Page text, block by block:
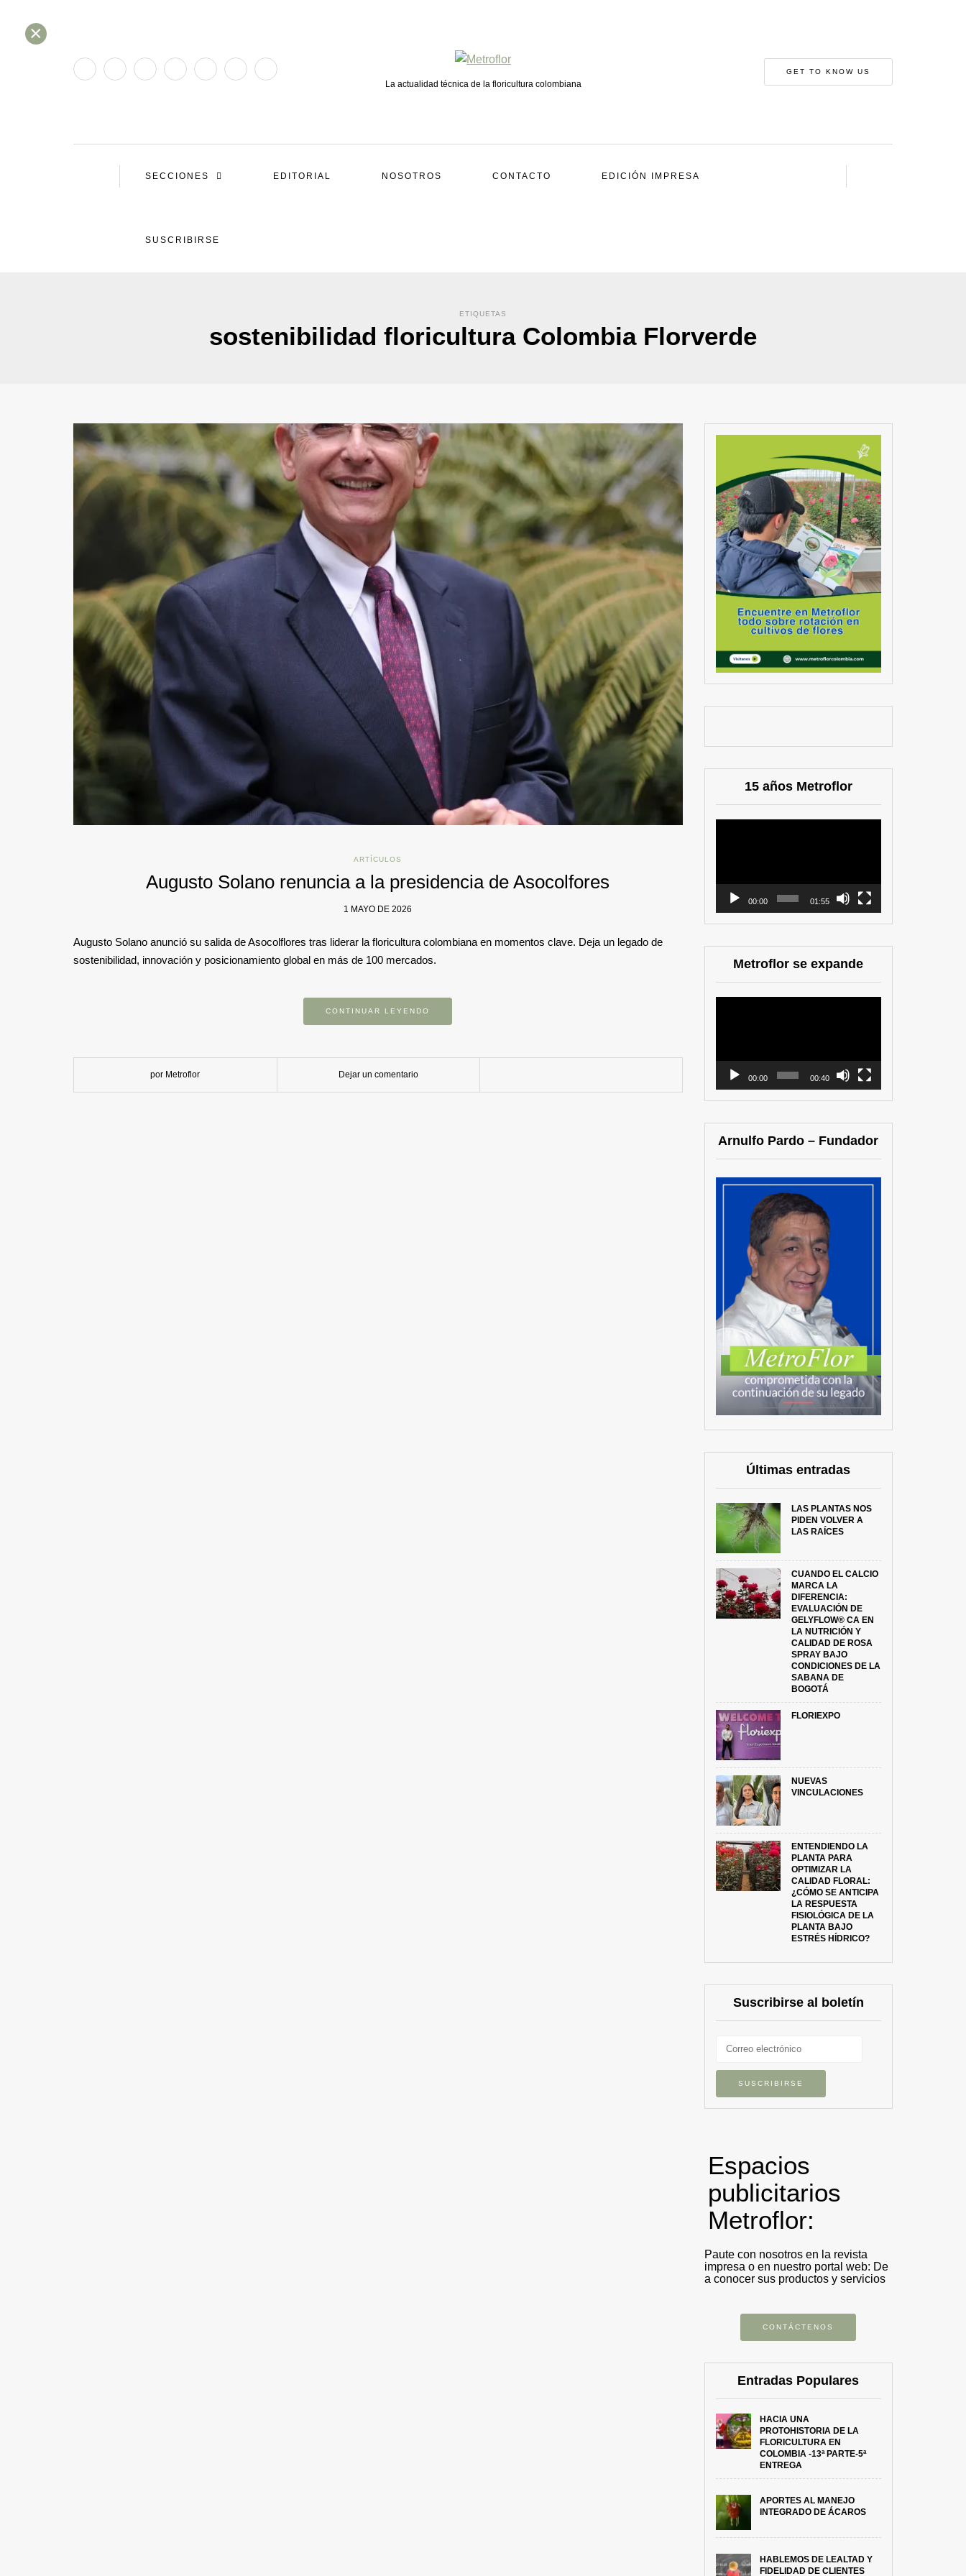
La actualidad técnica de la floricultura colombiana
GET TO KNOW US
SECCIONES EDITORIAL NOSOTROS CONTACTO EDICIÓN IMPRESA
SUSCRIBIRSE
ETIQUETAS
sostenibilidad floricultura Colombia Florverde
ARTÍCULOS
Augusto Solano renuncia a la presidencia de Asocolfores
1 MAYO DE 2026
Augusto Solano anunció su salida de Asocolflores tras liderar la floricultura colombiana en momentos clave. Deja un legado de
sostenibilidad, innovación y posicionamiento global en más de 100 mercados.
CONTINUAR LEYENDO
por Metroflor Dejar un comentario
15 años Metroflor
00:00 01:55
Metroflor se expande
00:00 00:40
Arnulfo Pardo – Fundador
Últimas entradas
LAS PLANTAS NOS
PIDEN VOLVER A
LAS RAÍCES
CUANDO EL CALCIO
MARCA LA
DIFERENCIA:
EVALUACIÓN DE
GELYFLOW® CA EN
LA NUTRICIÓN Y
CALIDAD DE ROSA
SPRAY BAJO
CONDICIONES DE LA
SABANA DE
BOGOTÁ
FLORIEXPO
NUEVAS
VINCULACIONES
ENTENDIENDO LA
PLANTA PARA
OPTIMIZAR LA
CALIDAD FLORAL:
¿CÓMO SE ANTICIPA
LA RESPUESTA
FISIOLÓGICA DE LA
PLANTA BAJO
ESTRÉS HÍDRICO?
Suscribirse al boletín
Espacios
publicitarios
Metroflor:
Paute con nosotros en la revista
impresa o en nuestro portal web: De
a conocer sus productos y servicios
CONTÁCTENOS
Entradas Populares
HACIA UNA
PROTOHISTORIA DE LA
FLORICULTURA EN
COLOMBIA -13ª PARTE-5ª
ENTREGA
APORTES AL MANEJO
INTEGRADO DE ÁCAROS
HABLEMOS DE LEALTAD Y
FIDELIDAD DE CLIENTES
×